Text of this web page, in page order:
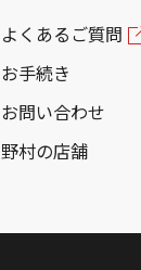
よくあるご質問
お手続き
お問い合わせ
野村の店舗